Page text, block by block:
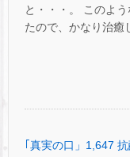
と・・・。 このよ
たので、かなり治
｢真実の口」1,647